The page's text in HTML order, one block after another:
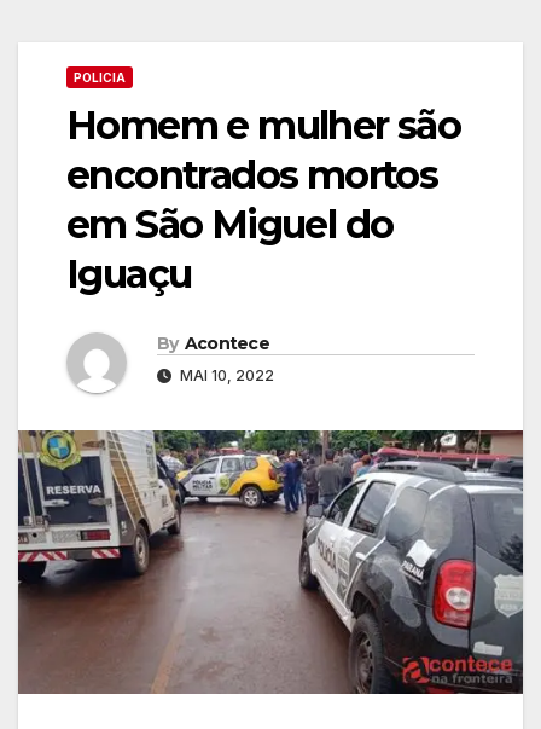
POLICIA
Homem e mulher são
encontrados mortos
em São Miguel do
Iguaçu
By Acontece
MAI 10, 2022